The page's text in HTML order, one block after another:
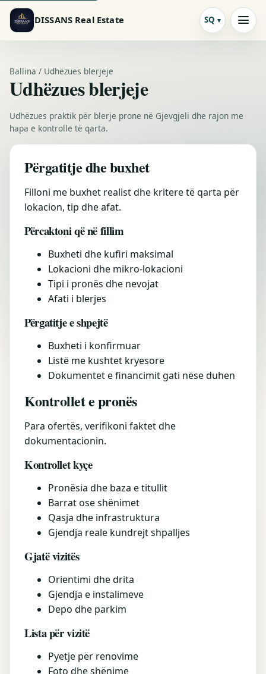
DISSANS Real Estate SQ
Ballina / Udhëzues blerjeje
Udhëzues blerjeje
Udhëzues praktik për blerje prone në Gjevgjeli dhe rajon me
hapa e kontrolle të qarta.
Përgatitje dhe buxhet
Filloni me buxhet realist dhe kritere të qarta për
lokacion, tip dhe afat.
Përcaktoni që në fillim
Buxheti dhe kufiri maksimal
Lokacioni dhe mikro-lokacioni
Tipi i pronës dhe nevojat
Afati i blerjes
Përgatitje e shpejtë
Buxheti i konfirmuar
Listë me kushtet kryesore
Dokumentet e financimit gati nëse duhen
Kontrollet e pronës
Para ofertës, verifikoni faktet dhe
dokumentacionin.
Kontrollet kyçe
Pronësia dhe baza e titullit
Barrat ose shënimet
Qasja dhe infrastruktura
Gjendja reale kundrejt shpalljes
Gjatë vizitës
Orientimi dhe drita
Gjendja e instalimeve
Depo dhe parkim
Lista për vizitë
Pyetje për renovime
Foto dhe shënime